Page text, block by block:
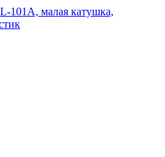
101A, малая катушка,